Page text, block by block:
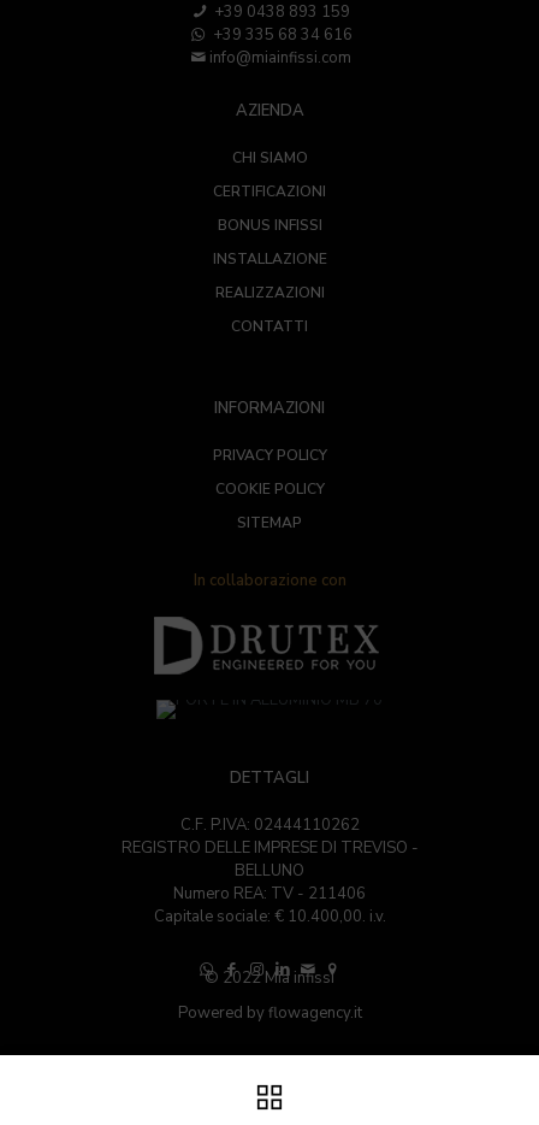
+39 0438 893 159
+39 335 68 34 616
info@miainfissi.com
AZIENDA
CHI SIAMO
CERTIFICAZIONI
BONUS INFISSI
INSTALLAZIONE
REALIZZAZIONI
CONTATTI
INFORMAZIONI
PRIVACY POLICY
COOKIE POLICY
SITEMAP
In collaborazione con
DETTAGLI
C.F. P.IVA: 02444110262
REGISTRO DELLE IMPRESE DI TREVISO -
BELLUNO
Numero REA: TV - 211406
Capitale sociale: € 10.400,00. i.v.
© 2022 Mia infissi
Powered byflowagency.it